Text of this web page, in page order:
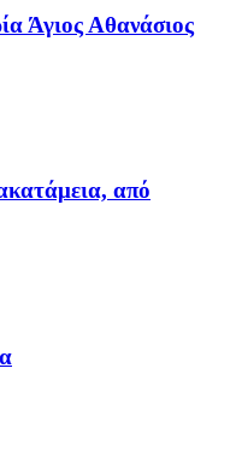
Άγιος Αθανάσιος
από